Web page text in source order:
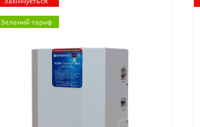
Зелений тариф